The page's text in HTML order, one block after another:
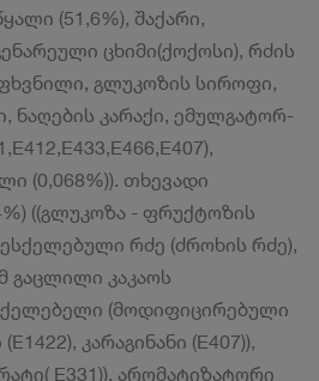
(51,6%), შაქარი,
ცხიმი(ქოქოსი), რძის
გლუკოზის სიროფი,
ნაღების კარაქი, ემულგატორ-
(0,068%)). თხევადი
((გლუკოზა - ფრუქტოზის
რძე (ძროხის რძე),
გაცლილი კაკაოს
(მოდიფიცირებული
კარაგინანი (E407)),
E331)), არომატიზატორი